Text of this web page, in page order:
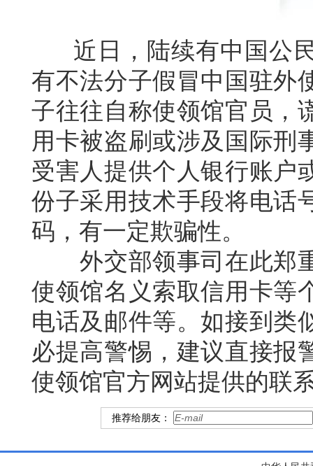
近日，陆续有中国公民
有不法分子假冒中国驻外
子往往自称使领馆官员，
用卡被盗刷或涉及国际刑
受害人提供个人银行账户
份子采用技术手段将电话
码，有一定欺骗性。
外交部领事司在此郑重
使领馆名义索取信用卡等
电话及邮件等。如接到类
必提高警惕，建议直接报
使领馆官方网站提供的联
推荐给朋友：